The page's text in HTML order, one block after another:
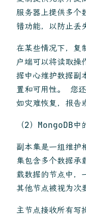
服务器上提供多个
错功能，以防止丢
在某些情况下，复
户端可以将读取操
据中心维护数据副
置和可用性。 您
如灾难恢复，报告
（2）MongoDB中
副本集是一组维
集包含多个数据承
载数据的节点中，
其他节点被视为次
主节点接收所有写